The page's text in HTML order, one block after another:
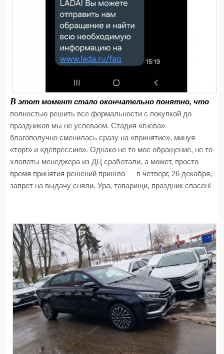
В этот момент стало окончательно понятно, что
полностью решить все формальности с покупкой до
праздников мы не успеваем. Стадия «гнева»
благополучно сменилась сразу на «принятие», минуя
«торг» и «депрессию». Однако не то мое обращение, не то
хлопоты менеджера из ДЦ сработали, а может, просто
время принятия решений пришло — в четверг, 26 декабря,
запрет на выдачу сняли. Ура, товарищи, праздник спасен!